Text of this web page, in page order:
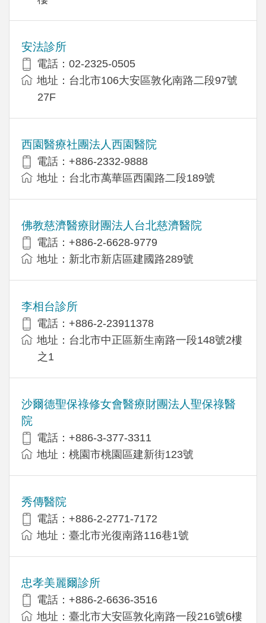
安法診所
電話：02-2325-0505
地址：台北市106大安區敦化南路二段97號
27F
西園醫療社團法人西園醫院
電話：+886-2332-9888
地址：台北市萬華區西園路二段189號
佛教慈濟醫療財團法人台北慈濟醫院
電話：+886-2-6628-9779
地址：新北市新店區建國路289號
李相台診所
電話：+886-2-23911378
地址：台北市中正區新生南路一段148號2樓
之1
沙爾德聖保祿修女會醫療財團法人聖保祿醫
院
電話：+886-3-377-3311
地址：桃園市桃園區建新街123號
秀傳醫院
電話：+886-2-2771-7172
地址：臺北市光復南路116巷1號
忠孝美麗爾診所
電話：+886-2-6636-3516
地址：臺北市大安區敦化南路一段216號6樓